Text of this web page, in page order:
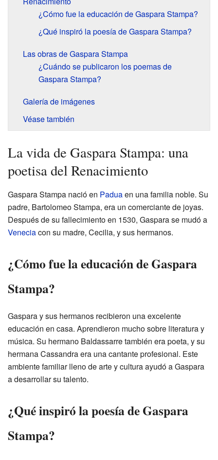
¿Cómo fue la educación de Gaspara Stampa?
¿Qué inspiró la poesía de Gaspara Stampa?
Las obras de Gaspara Stampa
¿Cuándo se publicaron los poemas de
Gaspara Stampa?
Galería de imágenes
Véase también
La vida de Gaspara Stampa: una
poetisa del Renacimiento
Gaspara Stampa nació en Paduaen una familia noble. Su
padre, Bartolomeo Stampa, era un comerciante de joyas.
Después de su fallecimiento en 1530, Gaspara se mudó a
Veneciacon su madre, Cecilia, y sus hermanos.
¿Cómo fue la educación de Gaspara
Stampa?
Gaspara y sus hermanos recibieron una excelente
educación en casa. Aprendieron mucho sobre literatura y
música. Su hermano Baldassarre también era poeta, y su
hermana Cassandra era una cantante profesional. Este
ambiente familiar lleno de arte y cultura ayudó a Gaspara
a desarrollar su talento.
¿Qué inspiró la poesía de Gaspara
Stampa?